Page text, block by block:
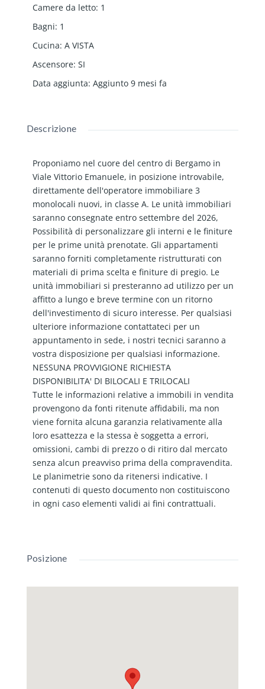
Camere da letto: 1
Bagni: 1
Cucina: A VISTA
Ascensore: SI
Data aggiunta: Aggiunto 9 mesi fa
Descrizione
Proponiamo nel cuore del centro di Bergamo in
Viale Vittorio Emanuele, in posizione introvabile,
direttamente dell'operatore immobiliare 3
monolocali nuovi, in classe A. Le unità immobiliari
saranno consegnate entro settembre del 2026,
Possibilità di personalizzare gli interni e le finiture
per le prime unità prenotate. Gli appartamenti
saranno forniti completamente ristrutturati con
materiali di prima scelta e finiture di pregio. Le
unità immobiliari si presteranno ad utilizzo per un
affitto a lungo e breve termine con un ritorno
dell'investimento di sicuro interesse. Per qualsiasi
ulteriore informazione contattateci per un
appuntamento in sede, i nostri tecnici saranno a
vostra disposizione per qualsiasi informazione.
NESSUNA PROVVIGIONE RICHIESTA
DISPONIBILITA' DI BILOCALI E TRILOCALI
Tutte le informazioni relative a immobili in vendita
provengono da fonti ritenute affidabili, ma non
viene fornita alcuna garanzia relativamente alla
loro esattezza e la stessa è soggetta a errori,
omissioni, cambi di prezzo o di ritiro dal mercato
senza alcun preavviso prima della compravendita.
Le planimetrie sono da ritenersi indicative. I
contenuti di questo documento non costituiscono
in ogni caso elementi validi ai fini contrattuali.
Posizione